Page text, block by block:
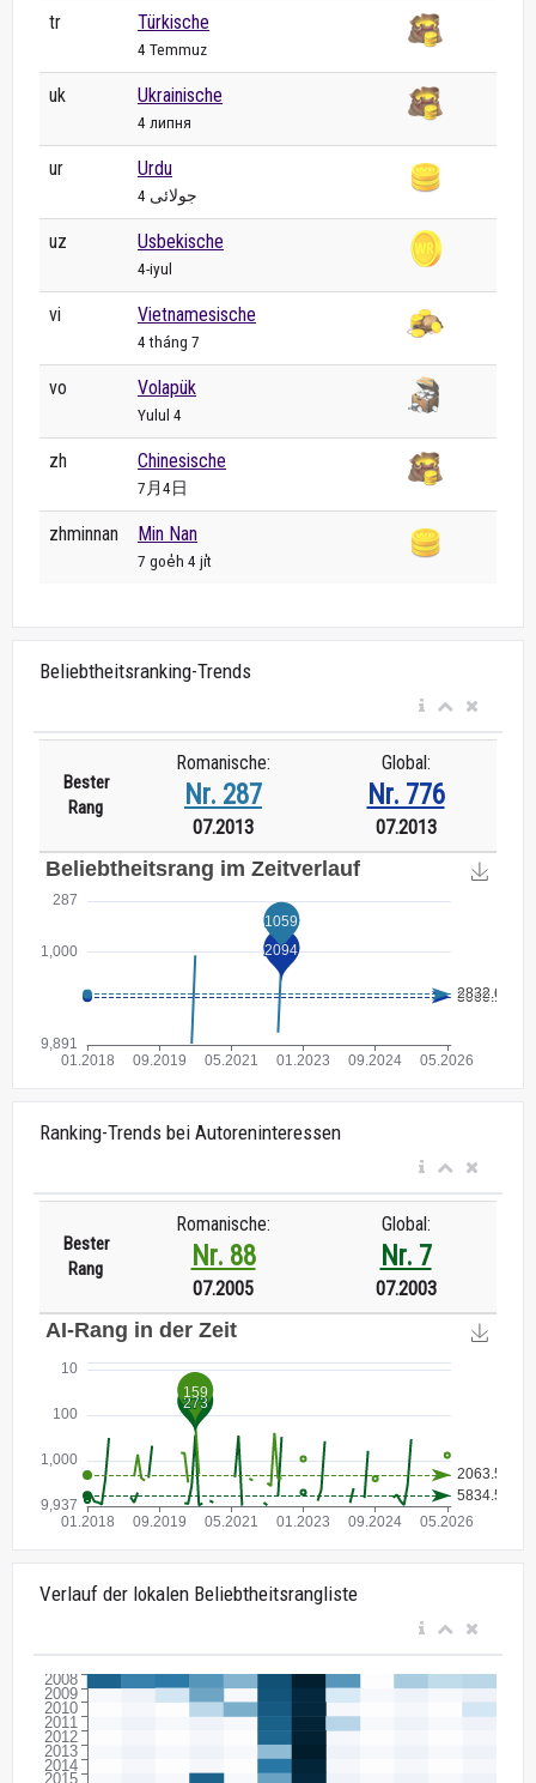
tr Türkische
4 Temmuz
uk Ukrainische
4 липня
ur Urdu
4 جولائی
uz Usbekische
4-iyul
vi Vietnamesische
4 tháng 7
vo Volapük
Yulul 4
zh Chinesische
7月4日
zhminnan Min Nan
7 goe̍h 4 ji̍t
Beliebtheitsranking-Trends
Bester
Rang
Romanische:
Nr. 287
07.2013
Global:
Nr. 776
07.2013
Ranking-Trends bei Autoreninteressen
Bester
Rang
Romanische:
Nr. 88
07.2005
Global:
Nr. 7
07.2003
Verlauf der lokalen Beliebtheitsrangliste